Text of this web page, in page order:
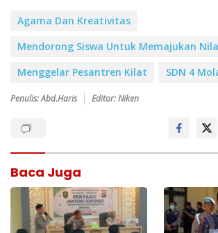
Agama Dan Kreativitas
Mendorong Siswa Untuk Memajukan
Menggelar Pesantren Kilat
SDN 4
Penulis: Abd.Haris Editor: Niken
Baca Juga